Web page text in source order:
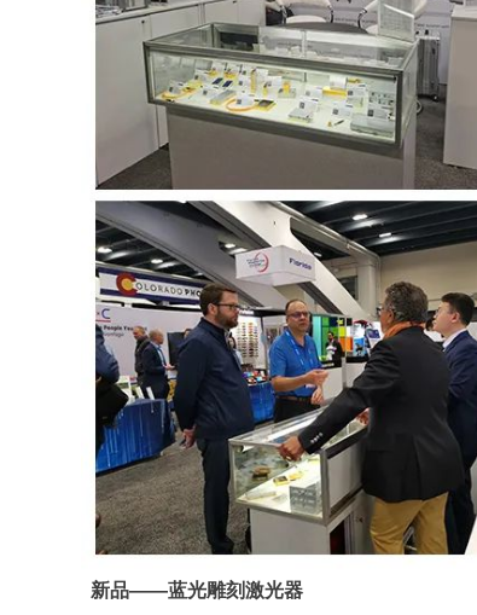
新品——蓝光雕刻激光器